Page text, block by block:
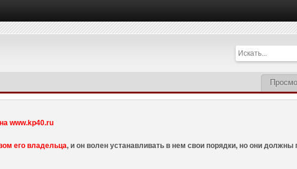
www.kp40.ru
его владельца, и он волен устанавливать в нем свои порядки, но они